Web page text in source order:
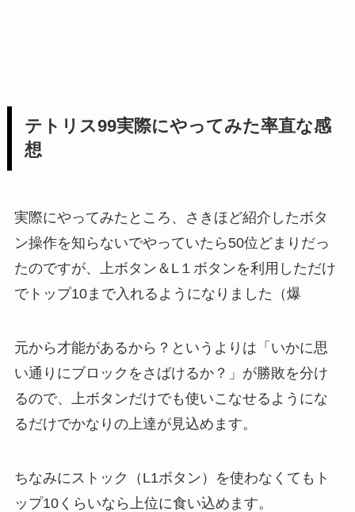
テトリス99実際にやってみた率直な感
想
実際にやってみたところ、さきほど紹介したボタ
ン操作を知らないでやっていたら50位どまりだっ
たのですが、上ボタン＆L１ボタンを利用しただけ
でトップ10まで入れるようになりました（爆
元から才能があるから？というよりは「いかに思
い通りにブロックをさばけるか？」が勝敗を分け
るので、上ボタンだけでも使いこなせるようにな
るだけでかなりの上達が見込めます。
ちなみにストック（L1ボタン）を使わなくてもト
ップ10くらいなら上位に食い込めます。